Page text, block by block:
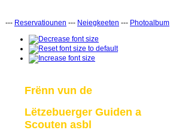
--- Reservatiounen --- Neiegkeeten --- Photoalbum
Frënn vun de
Lëtzebuerger Guiden a
Scouten asbl